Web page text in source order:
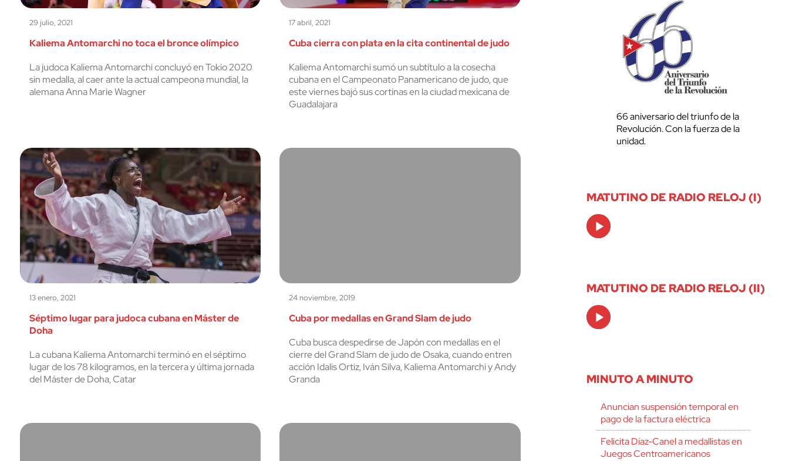
29 julio, 2021
Kaliema Antomarchi no toca el bronce olímpico
La judoca Kaliema Antomarchi concluyó en Tokio 2020
sin medalla, al caer ante la actual campeona mundial, la
alemana Anna Marie Wagner
17 abril, 2021
Cuba cierra con plata en la cita continental de judo
Kaliema Antomarchi sumó un subtítulo a la cosecha
cubana en el Campeonato Panamericano de judo, que
este viernes bajó sus cortinas en la ciudad mexicana de
Guadalajara
13 enero, 2021
Séptimo lugar para judoca cubana en Máster de
Doha
La cubana Kaliema Antomarchi terminó en el séptimo
lugar de los 78 kilogramos, en la tercera y última jornada
del Máster de Doha, Catar
24 noviembre, 2019
Cuba por medallas en Grand Slam de judo
Cuba busca despedirse de Japón con medallas en el
cierre del Grand Slam de judo de Osaka, cuando entren
acción Idalis Ortiz, Iván Silva, Kaliema Antomarchi y Andy
Granda
66 aniversario del triunfo de la
Revolución. Con la fuerza de la
unidad.
MATUTINO DE RADIO RELOJ (I)
Audio
Player
MATUTINO DE RADIO RELOJ (II)
Audio
Player
MINUTO A MINUTO
Anuncian suspensión temporal en
pago de la factura eléctrica
Felicita Díaz-Canel a medallistas en
Juegos Centroamericanos